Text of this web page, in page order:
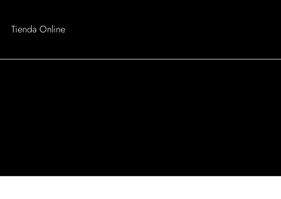
Tienda Online